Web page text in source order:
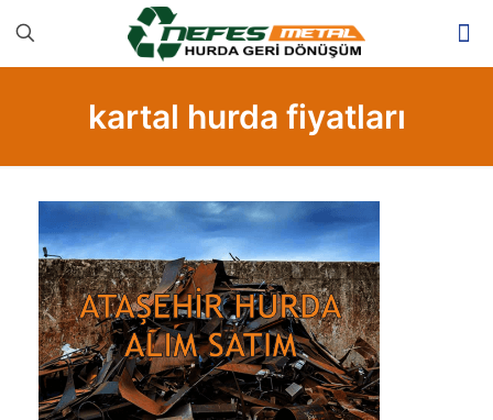
kartal hurda fiyatları